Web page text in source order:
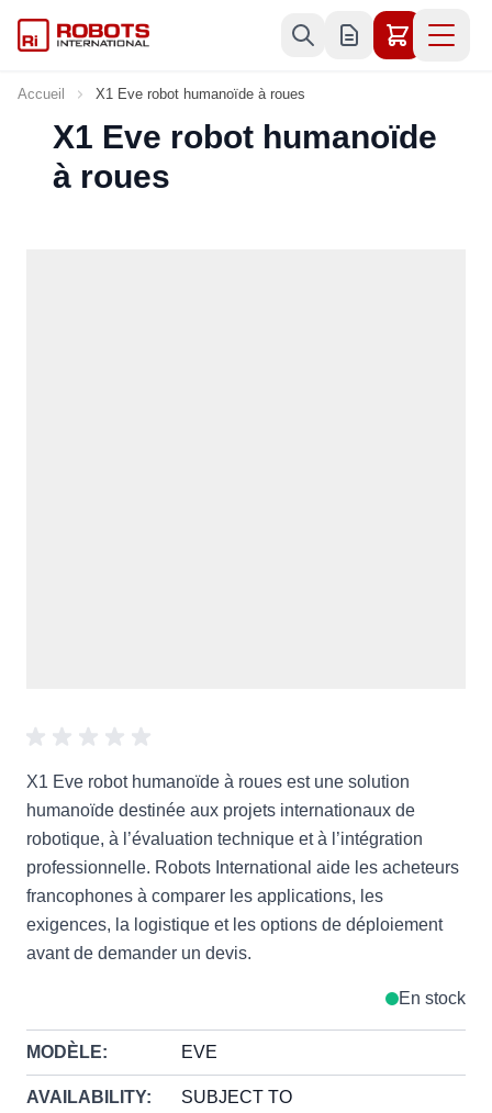
Accueil X1 Eve robot humanoïde à roues
X1 Eve robot humanoïde
à roues
X1 Eve robot humanoïde à roues est une solution
humanoïde destinée aux projets internationaux de
robotique, à l’évaluation technique et à l’intégration
professionnelle. Robots International aide les acheteurs
francophones à comparer les applications, les
exigences, la logistique et les options de déploiement
avant de demander un devis.
En stock
MODÈLE: EVE
AVAILABILITY:
SUBJECT TO